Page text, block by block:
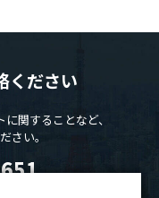
ください
関することなど、
さい。
イズに使われることはあり
しています。各カテゴリを
詳細を確認し、当サイトに
出る可能性があります。